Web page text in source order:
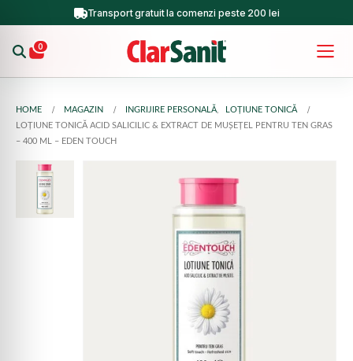
Transport gratuit la comenzi peste 200 lei
0
HOME MAGAZIN INGRIJIRE PERSONALĂ
LOȚIUNE TONICĂ
LOȚIUNE TONICĂ ACID SALICILIC & EXTRACT DE MUȘEȚEL PENTRU TEN GRAS
– 400 ML – EDEN TOUCH